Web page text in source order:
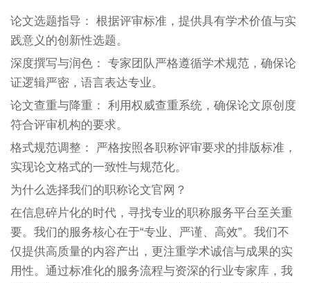
论文选题指导： 根据评审标准，提供具有学术价值与实
践意义的创新性选题。
深度撰写与润色： 专家团队严格遵循学术规范，确保论
证逻辑严密，语言表达专业。
论文查重与降重： 利用权威查重系统，确保论文原创度
符合评审机构的要求。
格式规范调整： 严格按照各职称评审要求的排版标准，
实现论文格式的一致性与规范化。
为什么选择我们的职称论文官网？
在信息碎片化的时代，寻找专业的职称服务平台至关重
要。我们的服务核心在于“专业、严谨、高效”。我们不
仅提供高质量的内容产出，更注重学术诚信与成果的实
用性。通过标准化的服务流程与资深的行业专家库，我